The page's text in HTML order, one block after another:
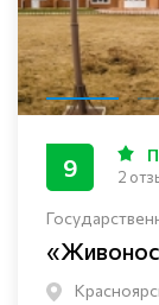
9 2